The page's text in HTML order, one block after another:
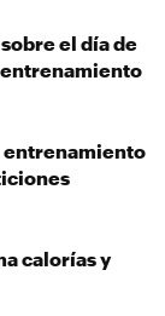
el día de
entrenamiento
entrenamiento
calorías y